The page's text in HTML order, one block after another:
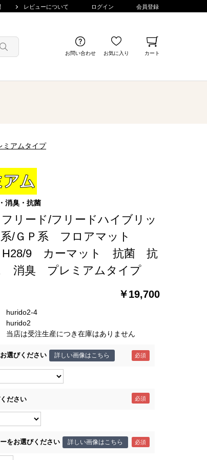
レビューについて ログイン 会員登録
お問い合わせ お気に入り カート
アムタイプ
消臭・抗菌
リード/フリードハイブリッ
/ＧＰ系 フロアマット
H28/9 カーマット 抗菌 抗
消臭 プレミアムタイプ
￥19,700
hurido2-4
hurido2
当店は受注生産につき在庫はありません
選びください 詳しい画像はこちら
ださい
をお選びください 詳しい画像はこちら